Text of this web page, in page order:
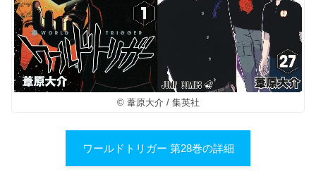
© 葦原大介 / 集英社
ワールドトリガー 第28巻の詳細